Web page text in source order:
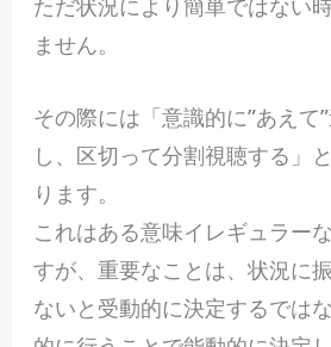
ただ状況により簡単ではない
ません。
その際には「意識的に”あえて
し、区切って分割視聴する」
ります。
これはある意味イレギュラー
すが、重要なことは、状況に
ないと受動的に決定するでは